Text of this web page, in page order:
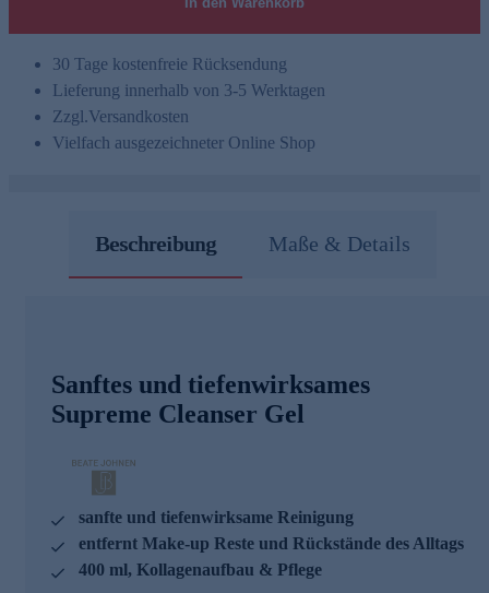
30 Tage kostenfreie Rücksendung
Lieferung innerhalb von 3-5 Werktagen
Zzgl.Versandkosten
Vielfach ausgezeichneter Online Shop
Beschreibung Maße & Details
Sanftes und tiefenwirksames
Supreme Cleanser Gel
sanfte und tiefenwirksame Reinigung
entfernt Make-up Reste und Rückstände des Alltags
400 ml, Kollagenaufbau & Pflege